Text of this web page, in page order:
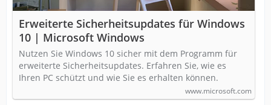
Erweiterte Sicherheitsupdates für Windows
10 | Microsoft Windows
Nutzen Sie Windows 10 sicher mit dem Programm für
erweiterte Sicherheitsupdates. Erfahren Sie, wie es
Ihren PC schützt und wie Sie es erhalten können.
www.microsoft.com